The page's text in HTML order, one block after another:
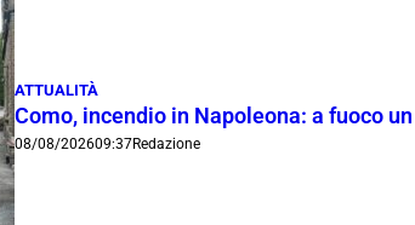
ATTUALITÀ
Como, incendio in Napoleona: a fuoco
08/08/202609:37Redazione